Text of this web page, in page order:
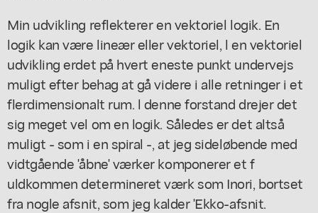
Min udvikling reflekterer en vektoriel logik. En
logik kan være lineær eller vektoriel, l en vektoriel
udvikling erdet på hvert eneste punkt undervejs
muligt efter behag at gå videre i alle retninger i et
flerdimensionalt rum. l denne forstand drejer det
sig meget vel om en logik. Således er det altså
muligt - som i en spiral -, at jeg sideløbende med
vidtgående 'åbne' værker komponerer et f
uldkommen determineret værk som Inori, bortset
fra nogle afsnit, som jeg kalder 'Ekko-afsnit.